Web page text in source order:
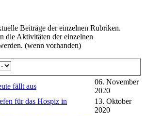
Beiträge der einzelnen Rubriken.
die Aktivitäten der einzelnen
(wenn vorhanden)
fällt aus
06. November
2020
für das Hospiz in
13. Oktober
2020